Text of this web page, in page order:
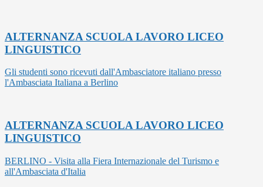
ALTERNANZA SCUOLA LAVORO LICEO
LINGUISTICO
Gli studenti sono ricevuti dall'Ambasciatore italiano presso
l'Ambasciata Italiana a Berlino
ALTERNANZA SCUOLA LAVORO LICEO
LINGUISTICO
BERLINO - Visita alla Fiera Internazionale del Turismo e
all'Ambasciata d'Italia